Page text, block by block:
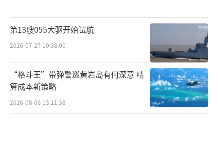
第13艘055大驱开始试航
2026-07-27 10:38:00
“格斗王”带弹警巡黄岩岛有何深意 精
算成本新策略
2026-08-06 13:11:38